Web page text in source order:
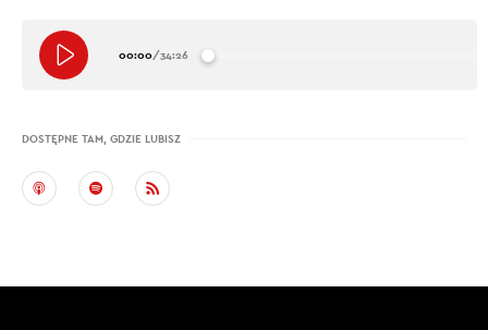
00:00/34:26
DOSTĘPNE TAM, GDZIE LUBISZ